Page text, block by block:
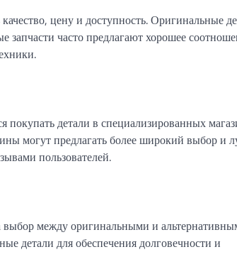
цену и доступность. Оригинальные
запчасти часто предлагают хорошее
детали в специализированных
могут предлагать более широкий выбор и
пользователей.
выбор между оригинальными и
детали для обеспечения долговечности и